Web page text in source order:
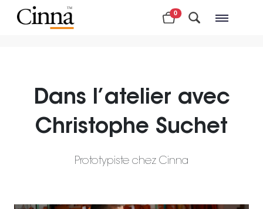
0
Dans l’atelier avec
Christophe Suchet
Prototypiste chez Cinna